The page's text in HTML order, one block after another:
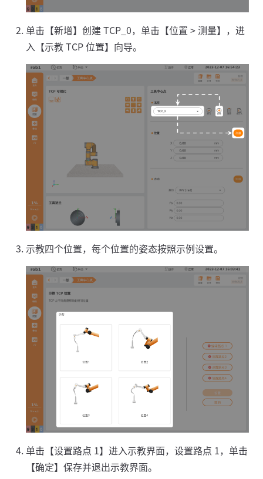
单击【新增】创建 TCP_0，单击【位置 > 测量】，进
入【示教 TCP 位置】向导。
示教四个位置，每个位置的姿态按照示例设置。
单击【设置路点 1】进入示教界面，设置路点 1，单击
【确定】保存并退出示教界面。